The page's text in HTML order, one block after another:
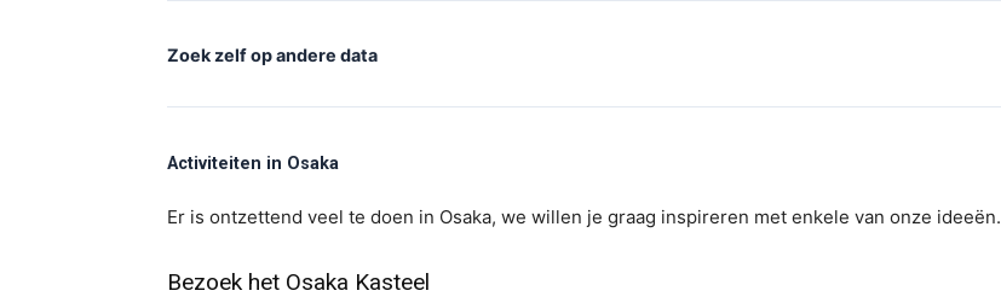
Zoek zelf op andere data
Activiteiten in Osaka
Er is ontzettend veel te doen in Osaka, we willen je graag inspireren met enkele van onze ideeën.
Bezoek het Osaka Kasteel